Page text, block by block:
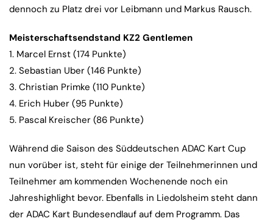
dennoch zu Platz drei vor Leibmann und Markus Rausch.
Meisterschaftsendstand KZ2 Gentlemen
1. Marcel Ernst (174 Punkte)
2. Sebastian Uber (146 Punkte)
3. Christian Primke (110 Punkte)
4. Erich Huber (95 Punkte)
5. Pascal Kreischer (86 Punkte)
Während die Saison des Süddeutschen ADAC Kart Cup
nun vorüber ist, steht für einige der Teilnehmerinnen und
Teilnehmer am kommenden Wochenende noch ein
Jahreshighlight bevor. Ebenfalls in Liedolsheim steht dann
der ADAC Kart Bundesendlauf auf dem Programm. Das